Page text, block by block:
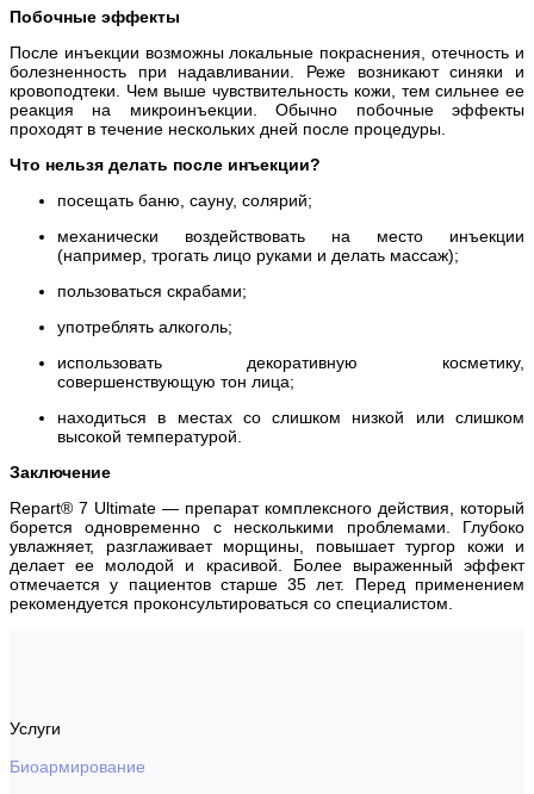
Побочные эффекты
После инъекции возможны локальные покраснения, отечность и
болезненность при надавливании. Реже возникают синяки и
кровоподтеки. Чем выше чувствительность кожи, тем сильнее ее
реакция на микроинъекции. Обычно побочные эффекты
проходят в течение нескольких дней после процедуры.
Что нельзя делать после инъекции?
посещать баню, сауну, солярий;
механически воздействовать на место инъекции
(например, трогать лицо руками и делать массаж);
пользоваться скрабами;
употреблять алкоголь;
использовать декоративную косметику,
совершенствующую тон лица;
находиться в местах со слишком низкой или слишком
высокой температурой.
Заключение
Repart® 7 Ultimate — препарат комплексного действия, который
борется одновременно с несколькими проблемами. Глубоко
увлажняет, разглаживает морщины, повышает тургор кожи и
делает ее молодой и красивой. Более выраженный эффект
отмечается у пациентов старше 35 лет. Перед применением
рекомендуется проконсультироваться со специалистом.
Услуги
Биоармирование